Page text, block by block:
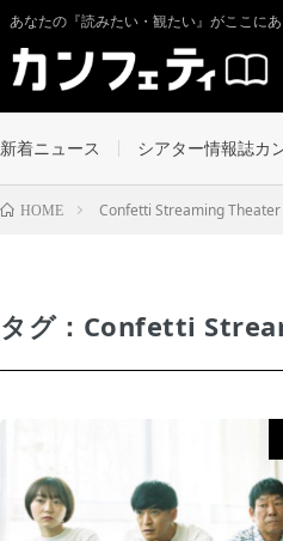
あなたの『読みたい・観たい』がここにあ
新着ニュース シアター情報誌カ
HOME Confetti Streaming Theater
タグ：Confetti